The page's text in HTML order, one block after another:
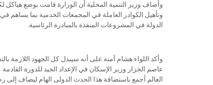
وأضاف وزير التنمية المحلية أن الوزارة قامت بوضع
وتأهيل الكوادر العاملة في المجمعات الخدمية بما يساهم
الدولة في المشروعات المنفذة بالمبادرة الرئاسية.
وأكد اللواء هشام آمنة على أنه سيبذل كل الجهود اللازمة
عاصم الجزار وزير الإسكان في الإعداد الجيد للدورة
العالم أجمع باستضافة هذا الحدث الدولى الهام ليضاف إلى